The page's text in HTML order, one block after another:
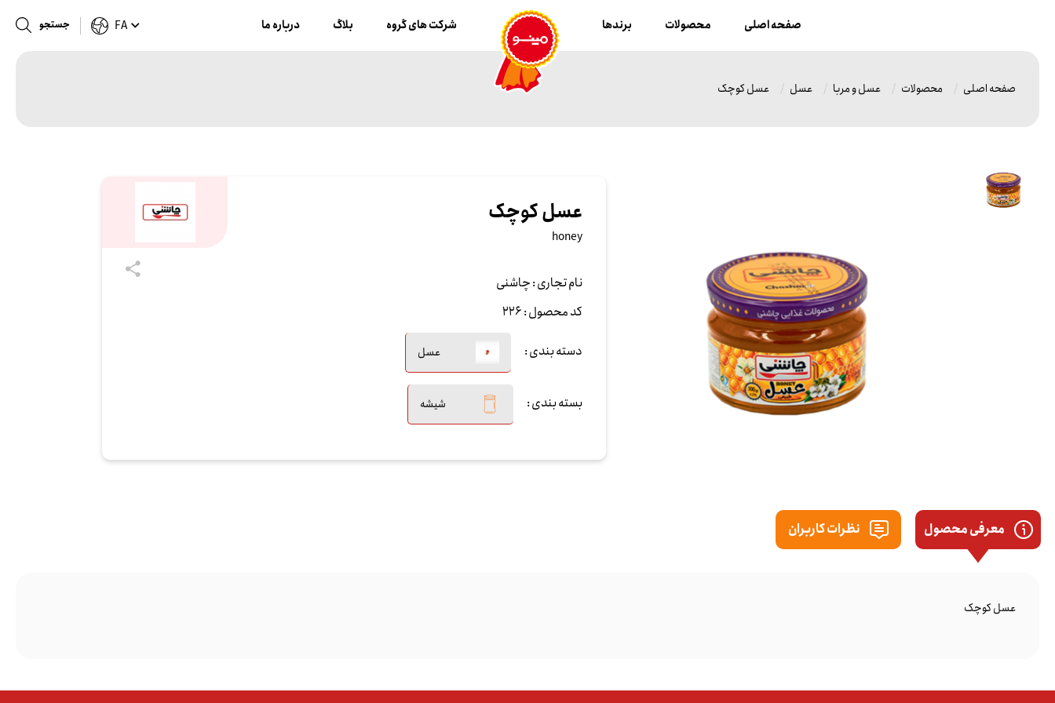
صفحه اصلی محصولات برندها شرکت های گروه بلاگ درباره ما FA جستجو
صفحه اصلی محصولات عسل و مربا عسل عسل کوچک
عسل کوچک
honey
نام تجاری :چاشنی
کد محصول :226
دسته بندی : عسل
بسته بندی : شیشه
معرفی محصول نظرات کاربران
عسل کوچک